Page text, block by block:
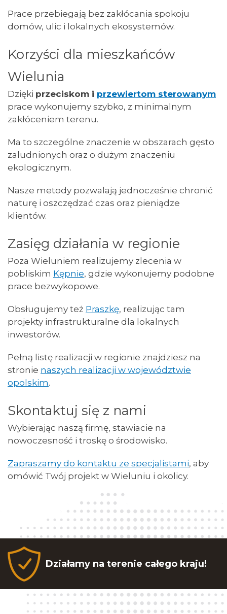
Prace przebiegają bez zakłócania spokoju
domów, ulic i lokalnych ekosystemów.
Korzyści dla mieszkańców
Wielunia
Dzięki przeciskom i przewiertom sterowanym
prace wykonujemy szybko, z minimalnym
zakłóceniem terenu.
Ma to szczególne znaczenie w obszarach gęsto
zaludnionych oraz o dużym znaczeniu
ekologicznym.
Nasze metody pozwalają jednocześnie chronić
naturę i oszczędzać czas oraz pieniądze
klientów.
Zasięg działania w regionie
Poza Wieluniem realizujemy zlecenia w
pobliskim Kępnie, gdzie wykonujemy podobne
prace bezwykopowe.
Obsługujemy też Praszkę, realizując tam
projekty infrastrukturalne dla lokalnych
inwestorów.
Pełną listę realizacji w regionie znajdziesz na
stronie naszych realizacji w województwie
opolskim.
Skontaktuj się z nami
Wybierając naszą firmę, stawiacie na
nowoczesność i troskę o środowisko.
Zapraszamy do kontaktu ze specjalistami, aby
omówić Twój projekt w Wieluniu i okolicy.
Działamy na terenie całego kraju!